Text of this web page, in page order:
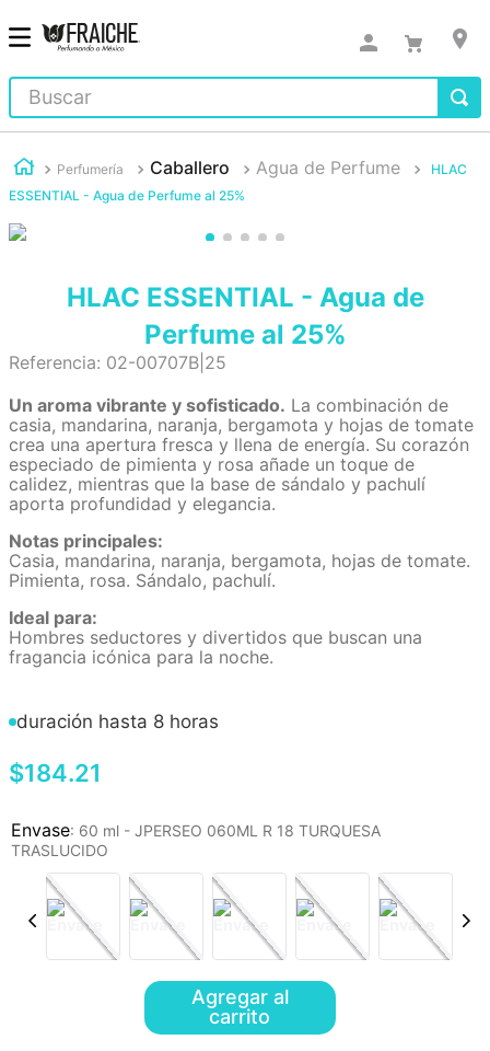
Buscar
Perfumería Caballero Agua de Perfume
HLAC
ESSENTIAL - Agua de Perfume al 25%
HLAC ESSENTIAL - Agua de
Perfume al 25%
Referencia: 02-00707B|25
Un aroma vibrante y sofisticado. La combinación de
casia, mandarina, naranja, bergamota y hojas de tomate
crea una apertura fresca y llena de energía. Su corazón
especiado de pimienta y rosa añade un toque de
calidez, mientras que la base de sándalo y pachulí
aporta profundidad y elegancia.
Notas principales:
Casia, mandarina, naranja, bergamota, hojas de tomate.
Pimienta, rosa. Sándalo, pachulí.
Ideal para:
Hombres seductores y divertidos que buscan una
fragancia icónica para la noche.
duración hasta 8 horas
$184.21
: 60 ml - JPERSEO 060ML R 18 TURQUESA
TRASLUCIDO
Agregar al
carrito